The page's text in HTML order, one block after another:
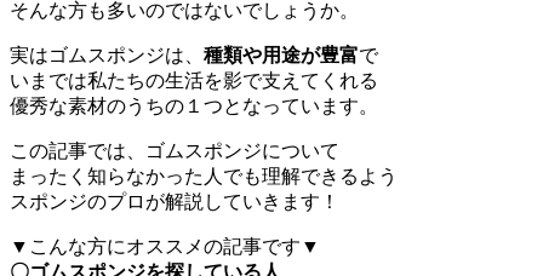
そんな方も多いのではないでしょうか。
実はゴムスポンジは、 種類や用途が豊富で
いまでは私たちの生活を影で支えてくれる
優秀な素材のうちの１つとなっています。
この記事では、ゴムスポンジについて
まったく知らなかった人でも理解できるよう
スポンジのプロが解説していきます！
▼こんな方にオススメの記事です▼
〇ゴムスポンジを探している人